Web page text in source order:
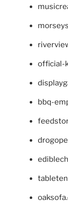
official-
bbq-